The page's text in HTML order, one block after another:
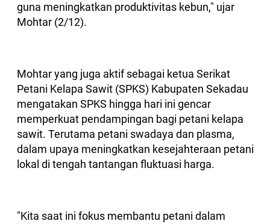
guna meningkatkan produktivitas kebun," ujar
Mohtar (2/12).
Mohtar yang juga aktif sebagai ketua Serikat
Petani Kelapa Sawit (SPKS) Kabupaten Sekadau
mengatakan SPKS hingga hari ini gencar
memperkuat pendampingan bagi petani kelapa
sawit. Terutama petani swadaya dan plasma,
dalam upaya meningkatkan kesejahteraan petani
lokal di tengah tantangan fluktuasi harga.
"Kita saat ini fokus membantu petani dalam